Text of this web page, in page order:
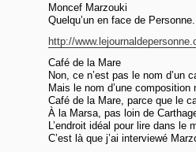
Moncef Marzouki
Quelqu’un en face de
http://
Café de la Mare
Non, ce n’est pas le nom d’un
Mais le nom d’une composition
Café de la Mare, parce que le
À la Marsa, pas loin de
L’endroit idéal pour lire dans le
C’est là que j’ai interviewé